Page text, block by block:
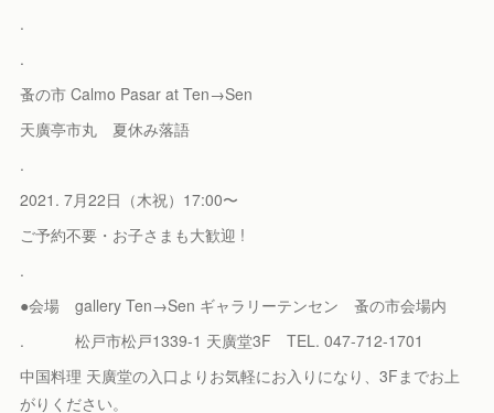
.
.
蚤の市 Calmo Pasar at Ten→Sen
天廣亭市丸 夏休み落語
.
2021. 7月22日（木祝）17:00〜
ご予約不要・お子さまも大歓迎 !
.
●会場 gallery Ten→Sen ギャラリーテンセン 蚤の市会場内
. 松戸市松戸1339-1 天廣堂3F TEL. 047-712-1701
中国料理 天廣堂の入口よりお気軽にお入りになり、3Fまでお上
がりください。